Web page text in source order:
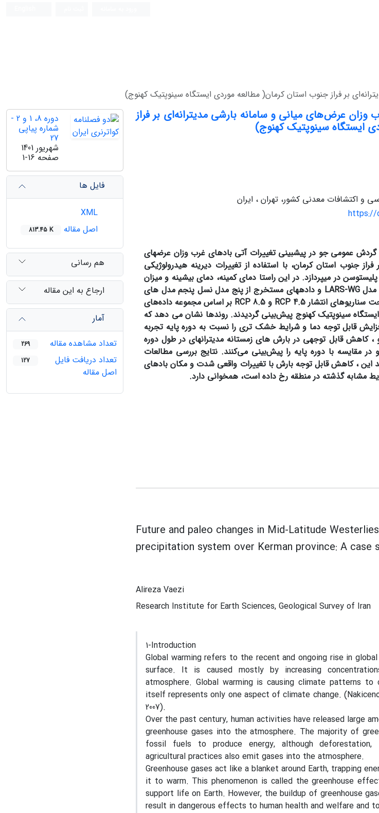
بر فراز جنوب استان کرمان( مطالعه موردی ایستگاه سینوپتیک کهنوج)
وزان عرض‌های میانی و سامانه بارشی مدیترانه‌ای بر فراز
ایستگاه سینوپتیک کهنوج)
و اکتشافات معدنی کشور، تهران ، ایران
https://
گردش عمومی جو در پیش‏بینی تغییرات آتی بادهای غرب وزان عرض‏های
جنوب استان کرمان، با استفاده از تغییرات دیرینه هیدرولوژیکی
در می‏پردازد. در این راستا دمای کمینه، دمای بیشینه و میزان
LARS-WG و داده‏های مستخرج از پنج مدل نسل پنجم مدل های
سناریوهای انتشارRCP 4.5 و RCP 8.5 بر اساس مجموعه داده‌های
روندها نشان می دهد که
قابل توجه دما و شرایط خشک تری را نسبت به دوره پایه تجربه
کاهش قابل توجهی در بارش های زمستانه مدیترانه‏ای در طول دوره
دو سناریو در مقایسه با دوره پایه را پیش‌بینی می‌کنند. نتایج بررسی مطالعات
این ، کاهش قابل توجه بارش با تغییرات واقعی شدت و مکان بادهای
مشابه گذشته در منطقه رخ داده است، همخوانی دارد.
Future and paleo changes in Mid-Latitude
precipitation system over Kerman province: A case
Alireza Vaezi
Research Institute for Earth Sciences, Geological Survey of Iran
1-Introduction
Global warming refers to the recent and ongoing rise in
surface. It is caused mostly by increasing
atmosphere. Global warming is causing climate patterns to
itself represents only one aspect of climate change.
2007).
Over the past century, human activities have released large
greenhouse gases into the atmosphere. The majority of
fossil fuels to produce energy, although deforestation,
agricultural practices also emit gases into the atmosphere.
Greenhouse gases act like a blanket around Earth, trapping
it to warm. This phenomenon is called the greenhouse
support life on Earth. However, the buildup of greenhouse
result in dangerous effects to human health and welfare and
دوره 8، 1 و 2 -
شماره پیاپی
27
شهریور 1401
صفحه 1-16
فایل ها
اصل مقاله
813.45 K
هم رسانی
ارجاع به این مقاله
آمار
تعداد مشاهده مقاله
269
تعداد دریافت فایل
اصل مقاله
127